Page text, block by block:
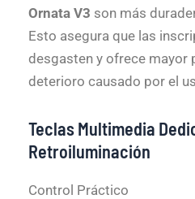
Ornata V3 son más
Esto asegura que las
desgasten y ofrece mayor
deterioro causado por el
Teclas Multimedia
Retroiluminación
Control Práctico